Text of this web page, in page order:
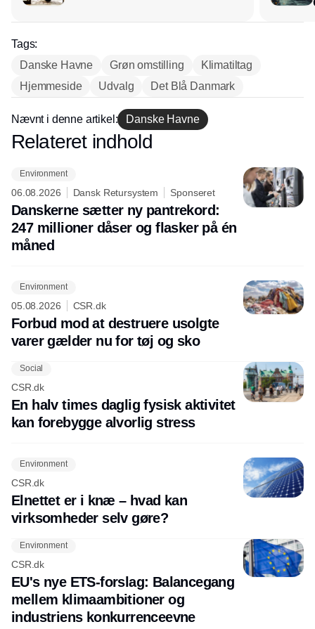
Tags:
Danske Havne
Grøn omstilling
Klimatiltag
Hjemmeside
Udvalg Det Blå Danmark
Nævnt i denne artikel: Danske Havne
Annonce
Relateret indhold
Environment
06.08.2026 Dansk Retursystem Sponseret
Danskerne sætter ny pantrekord:
247 millioner dåser og flasker på én
måned
Environment
05.08.2026 CSR.dk
Forbud mod at destruere usolgte
varer gælder nu for tøj og sko
Social
CSR.dk
En halv times daglig fysisk aktivitet
kan forebygge alvorlig stress
Environment
CSR.dk
Elnettet er i knæ – hvad kan
virksomheder selv gøre?
Environment
CSR.dk
EU's nye ETS-forslag: Balancegang
mellem klimaambitioner og
industriens konkurrenceevne